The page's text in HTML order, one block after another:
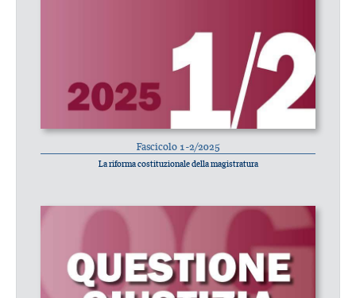
Fascicolo 1-2/2025
La riforma costituzionale della magistratura